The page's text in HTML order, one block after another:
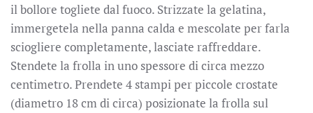
il bollore togliete dal fuoco. Strizzate la gelatina,
immergetela nella panna calda e mescolate per farla
sciogliere completamente, lasciate raffreddare.
Stendete la frolla in uno spessore di circa mezzo
centimetro. Prendete 4 stampi per piccole crostate
(diametro 18 cm di circa) posizionate la frolla sul